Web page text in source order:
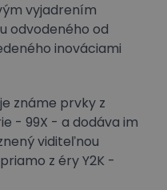
vyjadrením
odvodeného od
inováciami
známe prvky z
- 99X - a dodáva im
viditeľnou
z éry Y2K -